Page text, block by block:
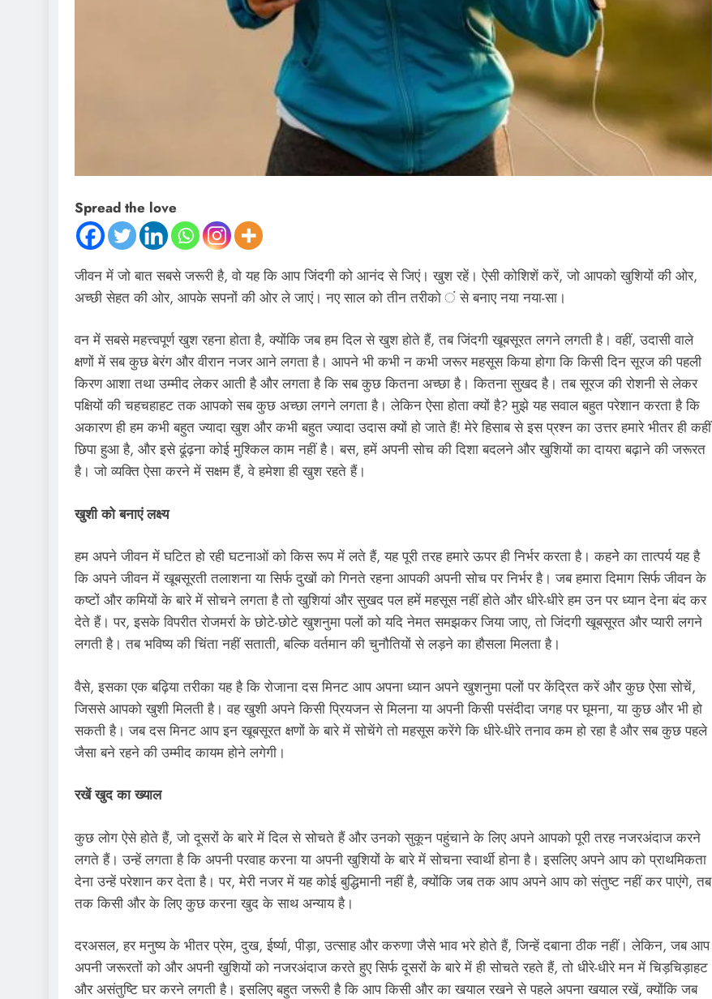
Spread the love
जीवन में जो बात सबसे जरूरी है, वो यह कि आप जिंदगी को आनंद से जिएं। खुश रहें। ऐसी कोशिशें करें, जो आपको खुशियों की ओर,
अच्छी सेहत की ओर, आपके सपनों की ओर ले जाएं। नए साल को तीन तरीको ं से बनाए नया नया-सा।
वन में सबसे महत्त्वपूर्ण खुश रहना होता है, क्योंकि जब हम दिल से खुश होते हैं, तब जिंदगी खूबसूरत लगने लगती है। वहीं, उदासी वाले
क्षणों में सब कुछ बेरंग और वीरान नजर आने लगता है। आपने भी कभी न कभी जरूर महसूस किया होगा कि किसी दिन सूरज की पहली
किरण आशा तथा उम्मीद लेकर आती है और लगता है कि सब कुछ कितना अच्छा है। कितना सुखद है। तब सूरज की रोशनी से लेकर
पक्षियों की चहचहाहट तक आपको सब कुछ अच्छा लगने लगता है। लेकिन ऐसा होता क्यों है? मुझे यह सवाल बहुत परेशान करता है कि
अकारण ही हम कभी बहुत ज्यादा खुश और कभी बहुत ज्यादा उदास क्यों हो जाते हैं! मेरे हिसाब से इस प्रश्न का उत्तर हमारे भीतर ही कहीं
छिपा हुआ है, और इसे ढूंढ़ना कोई मुश्किल काम नहीं है। बस, हमें अपनी सोच की दिशा बदलने और खुशियों का दायरा बढ़ाने की जरूरत
है। जो व्यक्ति ऐसा करने में सक्षम हैं, वे हमेशा ही खुश रहते हैं।
खुशी को बनाएं लक्ष्य
हम अपने जीवन में घटित हो रही घटनाओं को किस रूप में लते हैं, यह पूरी तरह हमारे ऊपर ही निर्भर करता है। कहनेे का तात्पर्य यह है
कि अपने जीवन में खूबसूरती तलाशना या सिर्फ दुखों को गिनते रहना आपकी अपनी सोच पर निर्भर है। जब हमारा दिमाग सिर्फ जीवन के
कष्टों और कमियों के बारे में सोचने लगता है तो खुशियां और सुखद पल हमें महसूस नहीं होते और धीरे-धीरे हम उन पर ध्यान देना बंद कर
देते हैं। पर, इसके विपरीत रोजमर्रा के छोटे-छोटे खुशनुमा पलों को यदि नेमत समझकर जिया जाए, तो जिंदगी खूबसूरत और प्यारी लगने
लगती है। तब भविष्य की चिंता नहीं सताती, बल्कि वर्तमान की चुनौतियों से लड़ने का हौसला मिलता है।
वैसे, इसका एक बढ़िया तरीका यह है कि रोजाना दस मिनट आप अपना ध्यान अपने खुशनुमा पलों पर केंद्रित करें और कुछ ऐसा सोचें,
जिससे आपको खुशी मिलती है। वह खुशी अपने किसी प्रियजन से मिलना या अपनी किसी पसंदीदा जगह पर घूमना, या कुछ और भी हो
सकती है। जब दस मिनट आप इन खूबसूरत क्षणों के बारे में सोचेंगे तो महसूस करेंगे कि धीरे-धीरे तनाव कम हो रहा है और सब कुछ पहले
जैसा बने रहने की उम्मीद कायम होने लगेगी।
रखें खुद का ख्याल
कुछ लोग ऐसे होते हैं, जो दूसरों के बारे में दिल से सोचते हैं और उनको सुकून पहुंचाने के लिए अपने आपको पूरी तरह नजरअंदाज करने
लगते हैं। उन्हें लगता है कि अपनी परवाह करना या अपनी खुशियों के बारे में सोचना स्वार्थी होना है। इसलिए अपने आप को प्राथमिकता
देना उन्हें परेशान कर देता है। पर, मेरी नजर में यह कोई बुद्धिमानी नहीं है, क्योंकि जब तक आप अपने आप को संतुष्ट नहीं कर पाएंगे, तब
तक किसी और के लिए कुछ करना खुद के साथ अन्याय है।
दरअसल, हर मनुष्य के भीतर प्रेम, दुख, ईर्ष्या, पीड़ा, उत्साह और करुणा जैसे भाव भरे होते हैं, जिन्हें दबाना ठीक नहीं। लेकिन, जब आप
अपनी जरूरतों को और अपनी खुशियों को नजरअंदाज करते हुए सिर्फ दूसरों के बारे में ही सोचते रहते हैं, तो धीरे-धीरे मन में चिड़चिड़ाहट
और असंतुष्टि घर करने लगती है। इसलिए बहुत जरूरी है कि आप किसी और का खयाल रखने से पहले अपना खयाल रखें, क्योंकि जब